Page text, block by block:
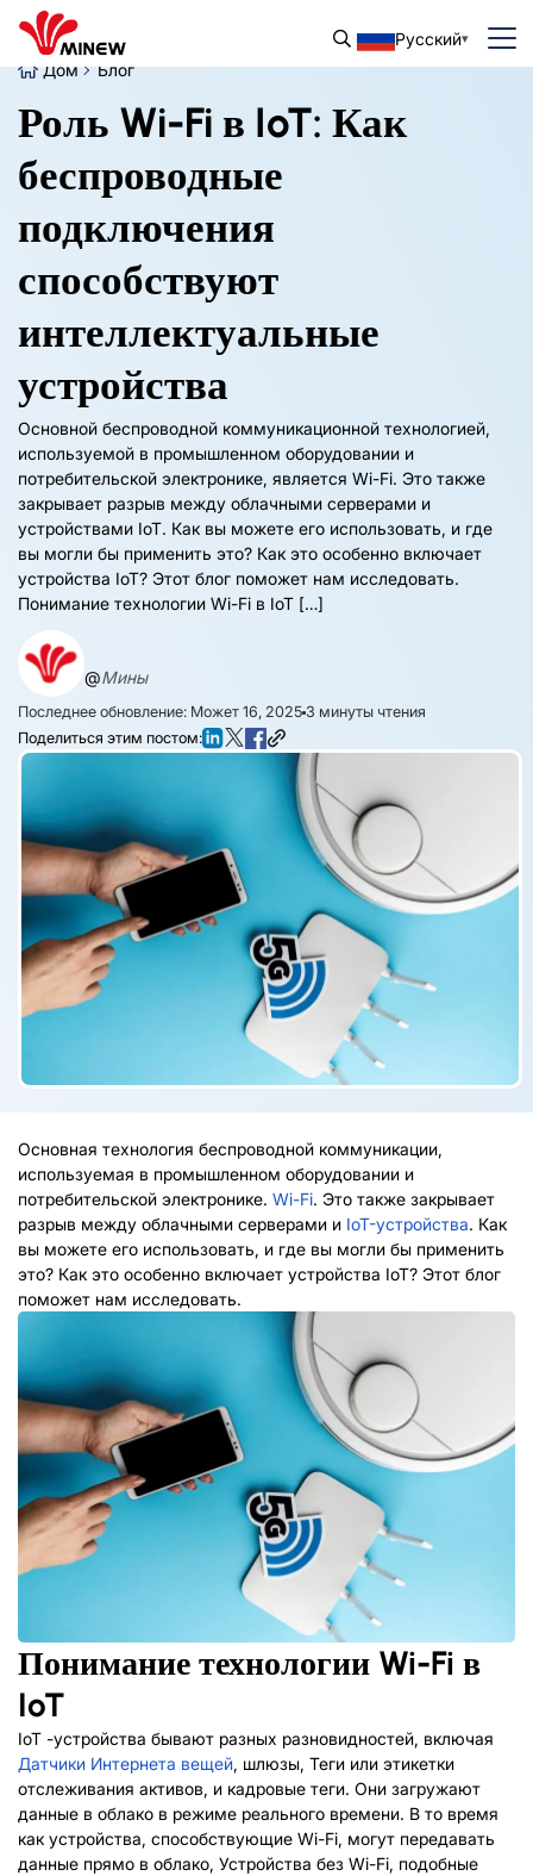
Русский
Дом
Блог
Роль Wi-Fi в IoT: Как
беспроводные
подключения
способствуют
интеллектуальные
устройства
Основной беспроводной коммуникационной технологией,
используемой в промышленном оборудовании и
потребительской электронике, является Wi-Fi. Это также
закрывает разрыв между облачными серверами и
устройствами IoT. Как вы можете его использовать, и где
вы могли бы применить это? Как это особенно включает
устройства IoT? Этот блог поможет нам исследовать.
Понимание технологии Wi-Fi в IoT […]
@Мины
Последнее обновление: Может 16, 2025 3 минуты чтения
Поделиться этим постом:
Основная технология беспроводной коммуникации,
используемая в промышленном оборудовании и
потребительской электронике. Wi-Fi. Это также закрывает
разрыв между облачными серверами и IoT-устройства. Как
вы можете его использовать, и где вы могли бы применить
это? Как это особенно включает устройства IoT? Этот блог
поможет нам исследовать.
Понимание технологии Wi-Fi в
IoT
IoT -устройства бывают разных разновидностей, включая
Датчики Интернета вещей, шлюзы, Теги или этикетки
отслеживания активов, и кадровые теги. Они загружают
данные в облако в режиме реального времени. В то время
как устройства, способствующие Wi-Fi, могут передавать
данные прямо в облако, Устройства без Wi-Fi, подобные